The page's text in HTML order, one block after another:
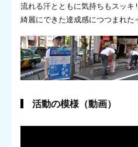
流れる汗とともに気持ちもスッ
綺麗にできた達成感につつまれた
活動の模様（動画）